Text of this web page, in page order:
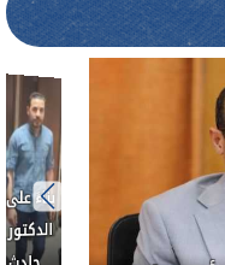
بناءً
حادث